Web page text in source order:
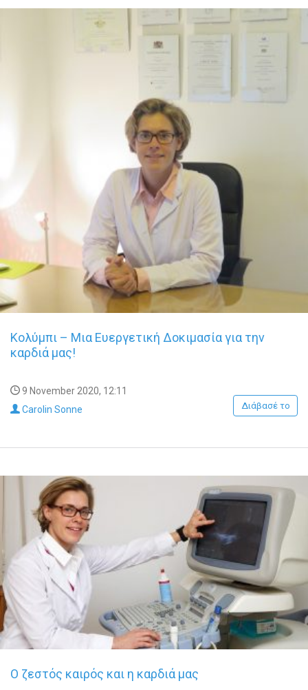
Κολύμπι – Μια Ευεργετική Δοκιμασία για την
καρδιά μας!
9 November 2020, 12:11
Carolin Sonne
Διάβασέ το
Ο ζεστός καιρός και η καρδιά μας